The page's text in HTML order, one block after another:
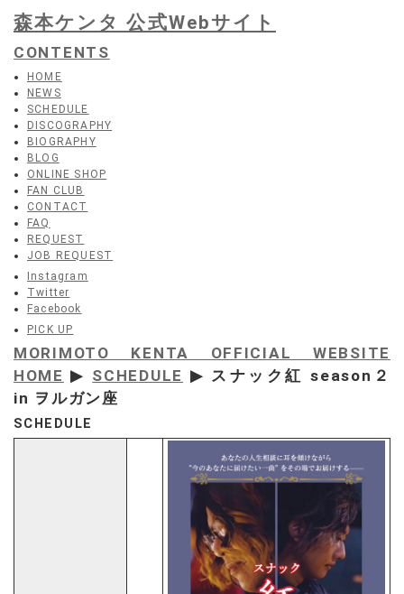
森本ケンタ 公式Webサイト
CONTENTS
HOME
NEWS
SCHEDULE
DISCOGRAPHY
BIOGRAPHY
BLOG
ONLINE SHOP
FAN CLUB
CONTACT
FAQ
REQUEST
JOB REQUEST
Instagram
Twitter
Facebook
PICK UP
MORIMOTO KENTA OFFICIAL WEBSITE
HOME ▶ SCHEDULE ▶ スナック紅 season２
in ヲルガン座
SCHEDULE